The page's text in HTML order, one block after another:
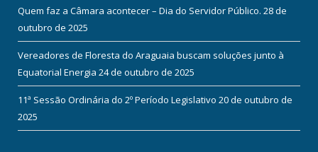
Quem faz a Câmara acontecer – Dia do Servidor Público. 28 de
outubro de 2025
Vereadores de Floresta do Araguaia buscam soluções junto à
Equatorial Energia 24 de outubro de 2025
11ª Sessão Ordinária do 2º Período Legislativo 20 de outubro de
2025